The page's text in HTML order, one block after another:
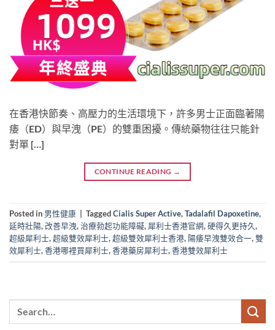
在香港快節奏、高壓力的生活環境下，許多男士正面臨著陽
痿（ED）與早洩（PE）的雙重困擾。傳統藥物往往只能針
對單 […]
CONTINUE READING →
Posted in 男性健康 TaggedCialis Super Active,Tadalafil Dapoxetine,
延時壯陽, 改善早洩,治療勃起功能障礙, 犀利士香港官網,硬得久更持久,
超級犀利士,超級雙效犀利士,超級雙效犀利士香港, 陽痿早洩雙效合一,雙
效犀利士,香港哪裡買犀利士,香港藥房犀利士,香港雙效犀利士